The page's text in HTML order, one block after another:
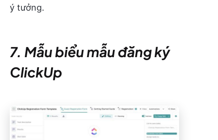
ý tưởng.
7. Mẫu biểu mẫu đăng ký
ClickUp